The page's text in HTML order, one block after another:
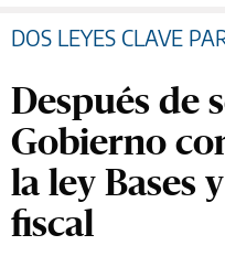
DOS LEYES CLAVE
Después de
Gobierno
la ley Bases
fiscal